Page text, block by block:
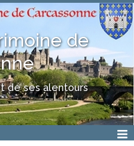
de
de ses alentours